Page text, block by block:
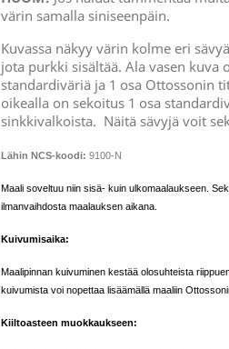
värin samalla siniseenpäin.
Kuvassa näkyy värin kolme eri
jota purkki sisältää. Ala vasen kuva
standardiväriä ja 1 osa Ottossonin
oikealla on sekoitus 1 osa
sinkkivalkoista. Näitä sävyjä voit
Lähin NCS-koodi: 9100-N
Maali soveltuu niin sisä- kuin ulkomaalaukseen.
ilmanvaihdosta maalauksen aikana.
Kuivumisaika:
Maalipinnan kuivuminen kestää olosuhteista
kuivumista voi nopettaa lisäämällä maaliin
Kiiltoasteen muokkaukseen: